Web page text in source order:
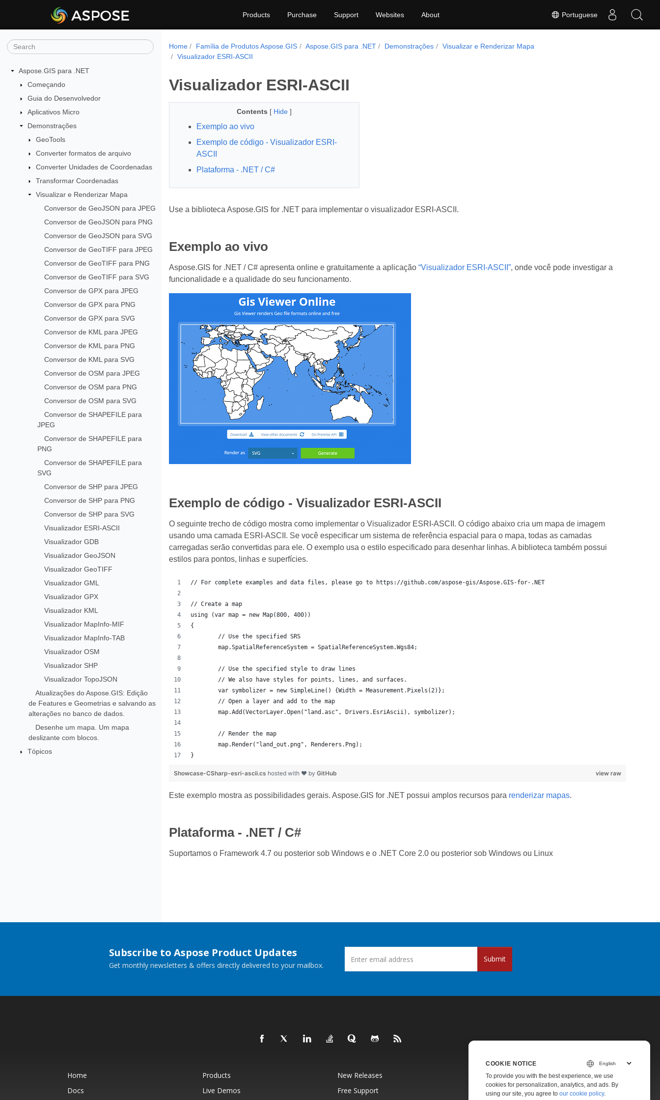
Portuguese
Products Purchase Support Websites About
Aspose.GIS para .NET
Começando
Guia do Desenvolvedor
Aplicativos Micro
Demonstrações
GeoTools
Converter formatos de arquivo
Converter Unidades de Coordenadas
Transformar Coordenadas
Visualizar e Renderizar Mapa
Conversor de GeoJSON para JPEG
Conversor de GeoJSON para PNG
Conversor de GeoJSON para SVG
Conversor de GeoTIFF para JPEG
Conversor de GeoTIFF para PNG
Conversor de GeoTIFF para SVG
Conversor de GPX para JPEG
Conversor de GPX para PNG
Conversor de GPX para SVG
Conversor de KML para JPEG
Conversor de KML para PNG
Conversor de KML para SVG
Conversor de OSM para JPEG
Conversor de OSM para PNG
Conversor de OSM para SVG
Conversor de SHAPEFILE para
JPEG
Conversor de SHAPEFILE para
PNG
Conversor de SHAPEFILE para
SVG
Conversor de SHP para JPEG
Conversor de SHP para PNG
Conversor de SHP para SVG
Visualizador ESRI-ASCII
Visualizador GDB
Visualizador GeoJSON
Visualizador GeoTIFF
Visualizador GML
Visualizador GPX
Visualizador KML
Visualizador MapInfo-MIF
Visualizador MapInfo-TAB
Visualizador OSM
Visualizador SHP
Visualizador TopoJSON
Atualizações do Aspose.GIS: Edição
de Features e Geometrias e salvando as
alterações no banco de dados.
Desenhe um mapa. Um mapa
deslizante com blocos.
Tópicos
Home Família de Produtos Aspose.GIS Aspose.GIS para .NET Demonstrações
Visualizar e Renderizar Mapa
Visualizador ESRI-ASCII
Visualizador ESRI-ASCII
Contents [ Hide ]
Exemplo ao vivo
Exemplo de código - Visualizador ESRI-
ASCII
Plataforma - .NET / C#
Use a biblioteca Aspose.GIS for .NET para implementar o visualizador ESRI-ASCII.
Exemplo ao vivo
Aspose.GIS for .NET / C# apresenta online e gratuitamente a aplicação “Visualizador ESRI-ASCII”, onde você pode investigar a
funcionalidade e a qualidade do seu funcionamento.
Exemplo de código - Visualizador ESRI-ASCII
O seguinte trecho de código mostra como implementar o Visualizador ESRI-ASCII. O código abaixo cria um mapa de imagem
usando uma camada ESRI-ASCII. Se você especificar um sistema de referência espacial para o mapa, todas as camadas
carregadas serão convertidas para ele. O exemplo usa o estilo especificado para desenhar linhas. A biblioteca também possui
estilos para pontos, linhas e superfícies.
// For complete examples and data files, please go to https://github.com/aspose-gis/Aspose.GIS-for-.NET
// Create a map
using (var map = new Map(800, 400))
{
	// Use the specified SRS
	map.SpatialReferenceSystem = SpatialReferenceSystem.Wgs84;
	// Use the specified style to draw lines
	// We also have styles for points, lines, and surfaces.
	var symbolizer = new SimpleLine() {Width = Measurement.Pixels(2)};
	// Open a layer and add to the map
	map.Add(VectorLayer.Open("land.asc", Drivers.EsriAscii), symbolizer);
	// Render the map
	map.Render("land_out.png", Renderers.Png);
}
view raw
Showcase-CSharp-esri-ascii.cs hosted with ❤ by GitHub
Este exemplo mostra as possibilidades gerais. Aspose.GIS for .NET possui amplos recursos para renderizar mapas.
Plataforma - .NET / C#
Suportamos o Framework 4.7 ou posterior sob Windows e o .NET Core 2.0 ou posterior sob Windows ou Linux
Subscribe to Aspose Product Updates
Get monthly newsletters & offers directly delivered to your mailbox.
Submit
Home Products New Releases
Pricing
Docs
Live Demos Free Support Paid Support
COOKIE NOTICE
To provide you with the best experience, we use
cookies for personalization, analytics, and ads. By
using our site, you agree to our cookie policy.